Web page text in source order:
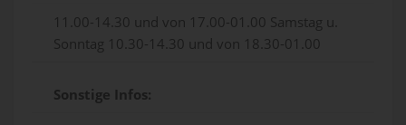
11.00-14.30 und von 17.00-01.00 Samstag u.
Sonntag 10.30-14.30 und von 18.30-01.00
Sonstige Infos: